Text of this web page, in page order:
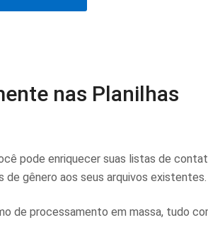
nas Planilhas
pode enriquecer suas listas de
de gênero aos seus arquivos existentes.
de processamento em massa, tudo